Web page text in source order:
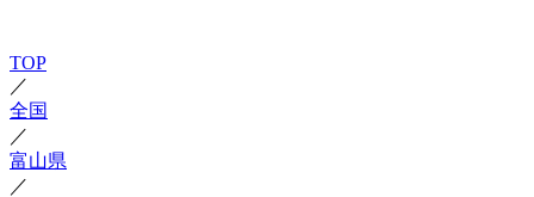
TOP
／
全国
／
富山県
／